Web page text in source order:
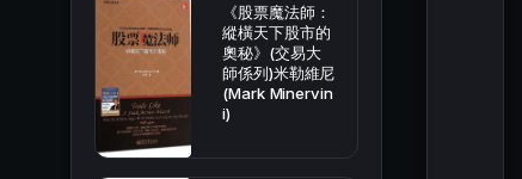
《股票魔法師：
縱橫天下股市的
奧秘》(交易大
師係列)米勒維尼
(Mark Minervin
i)